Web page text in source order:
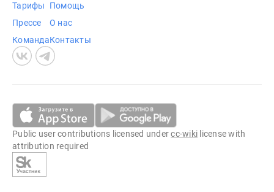
Тарифы
Прессе
Команда
Помощь
О нас
Контакты
Public user contributions licensed undercc-wiki license with
attribution required